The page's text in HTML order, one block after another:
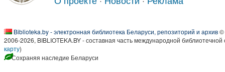
Biblioteka.by - электронная библиотека Беларуси, репозиторий и архив©
2006-2026, BIBLIOTEKA.BY - составная часть международной
карту)
Сохраняя наследие Беларуси